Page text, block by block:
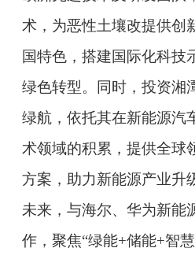
术，为恶性土壤改提供创
国特色，搭建国际化科技
绿色转型。同时，投资湘
绿航，依托其在新能源汽
术领域的积累，提供全球
方案，助力新能源产业升
未来，与海尔、华为新能
作，聚焦“绿能+储能+智